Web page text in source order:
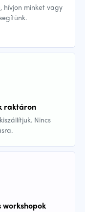
hívjon minket vagy
raktáron
Nincs